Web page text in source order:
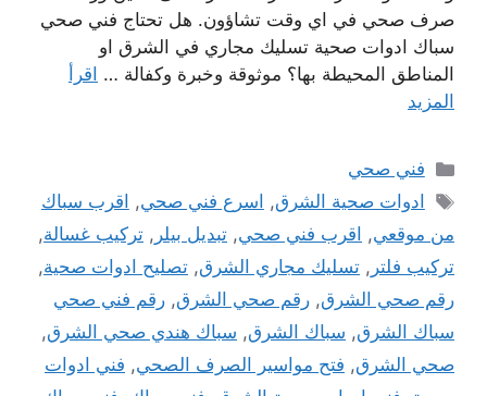
صرف صحي في اي وقت تشاؤون. هل تحتاج فني صحي
سباك ادوات صحية تسليك مجاري في الشرق او
المناطق المحيطة بها؟ موثوقة وخبرة وكفالة … اقرأ
المزيد
التصنيفات
فني صحي
الوسوم
ادوات صحية الشرق, اسرع فني صحي, اقرب سباك
من موقعي, اقرب فني صحي, تبديل بيلر , تركيب غسالة,
تركيب فلتر , تسليك مجاري الشرق, تصليح ادوات صحية,
رقم صحي الشرق, رقم صحي الشرق, رقم فني صحي
سباك الشرق, سباك الشرق, سباك هندي صحي الشرق,
صحي الشرق, فتح مواسير الصرف الصحي, فني ادوات